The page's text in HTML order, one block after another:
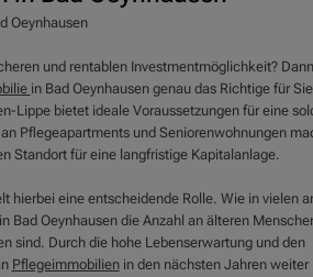
Oeynhausen
und rentablen Investmentmöglichkeit? Dann
in Bad Oeynhausen genau das Richtige für
Lippe bietet ideale Voraussetzungen für eine
Pflegeapartments und Seniorenwohnungen
Standort für eine langfristige Kapitalanlage.
hierbei eine entscheidende Rolle. Wie in vielen
Bad Oeynhausen die Anzahl an älteren
sind. Durch die hohe Lebenserwartung und den
Pflegeimmobilienin den nächsten Jahren weiter